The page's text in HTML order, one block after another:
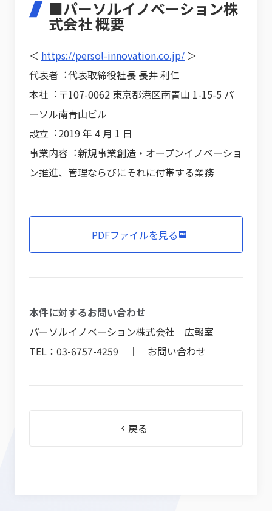
■パーソルイノベーション株
式会社 概要
＜ https://persol-innovation.co.jp/ ＞
代表者︓代表取締役社長 長井 利仁
本社︓〒107-0062 東京都港区南青山 1-15-5 パ
ーソル南青山ビル
設立︓2019 年 4 月 1 日
事業内容︓新規事業創造・オープンイノベーショ
ン推進、管理ならびにそれに付帯する業務
PDFファイルを見る
本件に対するお問い合わせ
パーソルイノベーション株式会社 広報室
TEL：03-6757-4259 ｜ お問い合わせ
戻る